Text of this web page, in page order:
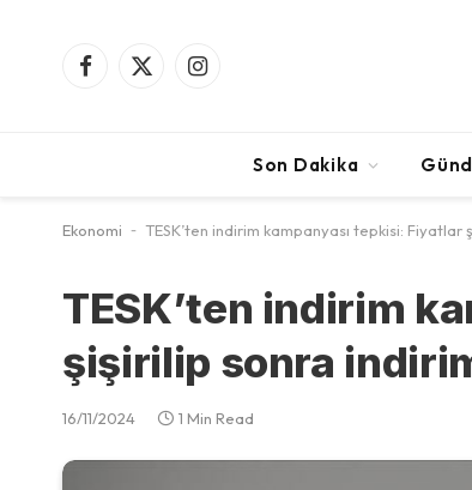
Facebook
X
Instagram
Son Dakika
Ekonomi - TESK’ten indirim kampanyası tepkisi:
TESK’ten indirim
şişirilip sonra
16/11/2024 1 Min Read